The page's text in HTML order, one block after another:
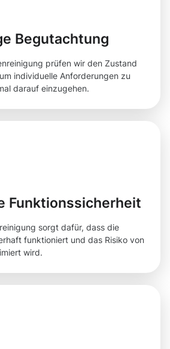
Begutachtung
prüfen wir den Zustand
individuelle Anforderungen zu
darauf einzugehen.
Funktionssicherheit
sorgt dafür, dass die
funktioniert und das Risiko von
wird.